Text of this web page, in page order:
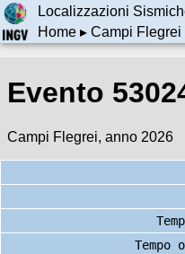
Localizzazioni
Home▸ Campi Flegrei
Evento
Campi Flegrei, anno 2026